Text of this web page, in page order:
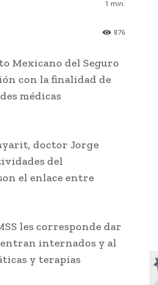
1 min.
876
Mexicano del Seguro
con la finalidad de
médicas
doctor Jorge
del
el enlace entre
les corresponde dar
internados y al
y terapias